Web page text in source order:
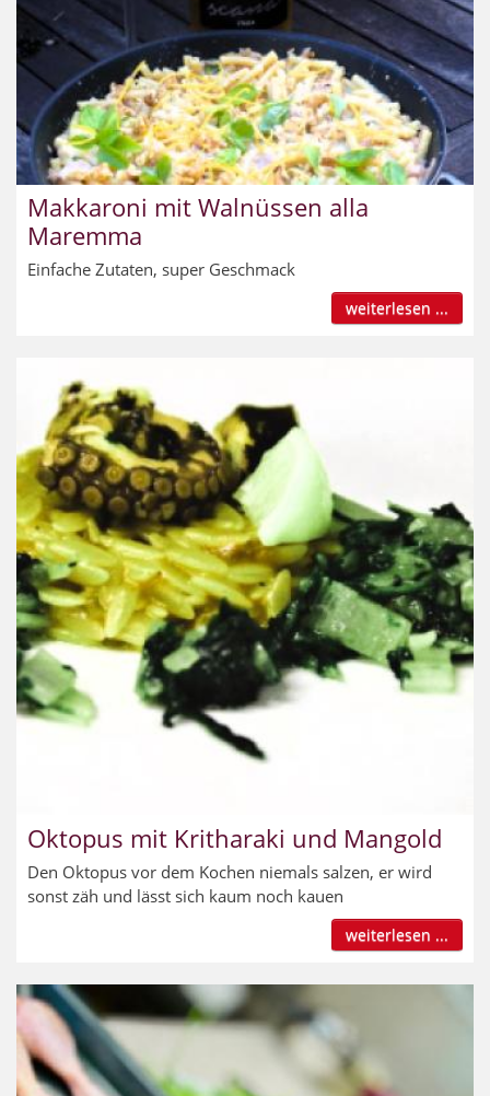
Makkaroni mit Walnüssen alla
Maremma
Einfache Zutaten, super Geschmack
weiterlesen ...
Oktopus mit Kritharaki und Mangold
Den Oktopus vor dem Kochen niemals salzen, er wird
sonst zäh und lässt sich kaum noch kauen
weiterlesen ...